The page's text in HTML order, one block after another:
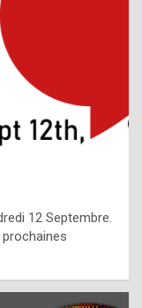
12 Septembre.